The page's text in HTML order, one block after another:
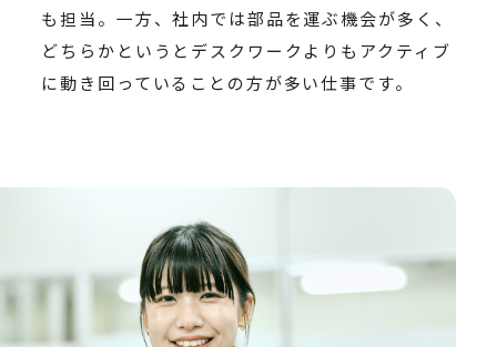
も担当。一方、社内では部品を運ぶ機会が多く、
どちらかというとデスクワークよりもアクティブ
に動き回っていることの方が多い仕事です。